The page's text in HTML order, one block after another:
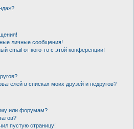
личные сообщения!
email от кого-то с этой конференции!
в списках моих друзей и недругов?
или форумам?
пустую страницу!